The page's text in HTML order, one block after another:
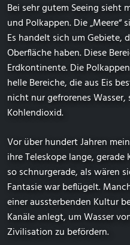
Bei sehr gutem Seeing sieht
und Polkappen. Die
Es handelt sich um Gebiete,
Oberfläche haben. Diese
Erdkontinente. Die
helle Bereiche, die aus Eis
nicht nur gefrorenes
Kohlendioxid.
Vor über hundert Jahren
ihre Teleskope lange,
so schnurgerade, als wären
Fantasie war beflügelt.
einer aussterbenden Kultur
Kanäle anlegt, um Wasser
Zivilisation zu befördern.